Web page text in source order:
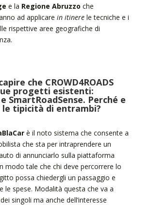
e la Regione Abruzzo che
ad applicare in itinerele tecniche e i
rispettive aree geografiche di
che CROWD4ROADS
progetti esistenti:
SmartRoadSense. Perché e
le tipicità di entrambi?
è il noto sistema che consente a
che sta per intraprendere un
di annunciarlo sulla piattaforma
modo tale che chi deve percorrere lo
possa chiedergli un passaggio e
le spese. Modalità questa che va a
singoli ma anche dell’interesse